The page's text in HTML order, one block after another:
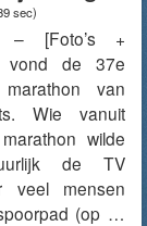
sec)
– [Foto’s +
vond de 37e
van
Wie vanuit
wilde
de TV
veel mensen
(op …